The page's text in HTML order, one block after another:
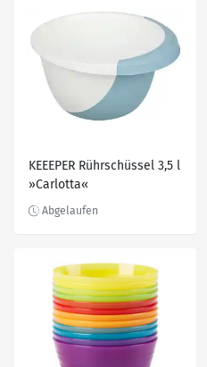
KEEEPER Rührschüssel 3,5 l
»Carlotta«